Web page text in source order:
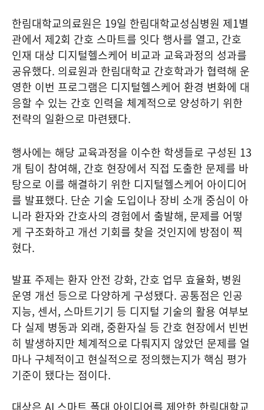
한림대학교의료원은 19일 한림대학교성심병원 제1별
관에서 제2회 간호 스마트를 잇다 행사를 열고, 간호
인재 대상 디지털헬스케어 비교과 교육과정의 성과를
공유했다. 의료원과 한림대학교 간호학과가 협력해 운
영한 이번 프로그램은 디지털헬스케어 환경 변화에 대
응할 수 있는 간호 인력을 체계적으로 양성하기 위한
전략의 일환으로 마련됐다.
행사에는 해당 교육과정을 이수한 학생들로 구성된 13
개 팀이 참여해, 간호 현장에서 직접 도출한 문제를 바
탕으로 이를 해결하기 위한 디지털헬스케어 아이디어
를 발표했다. 단순 기술 도입이나 장비 소개 중심이 아
니라 환자와 간호사의 경험에서 출발해, 문제를 어떻
게 구조화하고 개선 기회를 찾을 것인지에 방점이 찍
혔다.
발표 주제는 환자 안전 강화, 간호 업무 효율화, 병원
운영 개선 등으로 다양하게 구성됐다. 공통점은 인공
지능, 센서, 스마트기기 등 디지털 기술의 활용 여부보
다 실제 병동과 외래, 중환자실 등 간호 현장에서 빈번
히 발생하지만 체계적으로 다뤄지지 않았던 문제를 얼
마나 구체적이고 현실적으로 정의했는지가 핵심 평가
기준이 됐다는 점이다.
대상은 AI 스마트 폴대 아이디어를 제안한 한림대학교